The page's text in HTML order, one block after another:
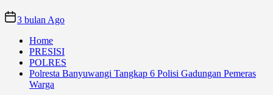
3 bulan Ago
Home
PRESISI
POLRES
Polresta Banyuwangi Tangkap 6 Polisi Gadungan Pemeras
Warga